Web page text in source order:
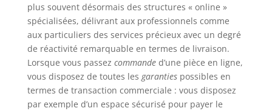
plus souvent désormais des structures « online »
spécialisées, délivrant aux professionnels comme
aux particuliers des services précieux avec un degré
de réactivité remarquable en termes de livraison.
Lorsque vous passez commanded’une pièce en ligne,
vous disposez de toutes les garantiespossibles en
termes de transaction commerciale : vous disposez
par exemple d’un espace sécurisé pour payer le